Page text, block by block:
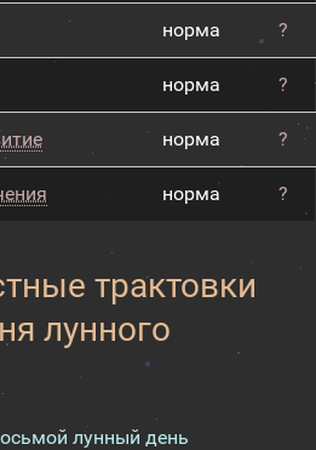
норма ?
норма ?
норма ?
норма ?
трактовки
лунного
лунный день